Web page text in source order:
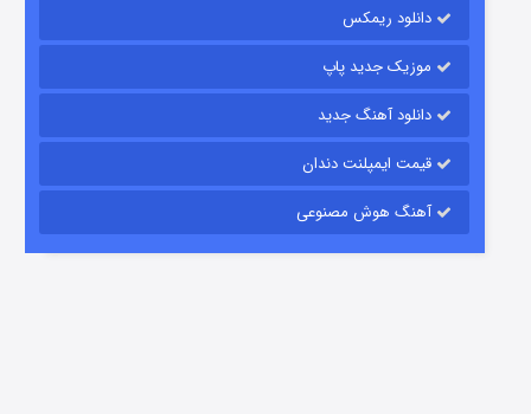
قسمتدانلود ریمکس
موزیک جدید پاپ
دانلود آهنگ جدید
قیمت ایمپلنت دندان
آهنگ هوش مصنوعی